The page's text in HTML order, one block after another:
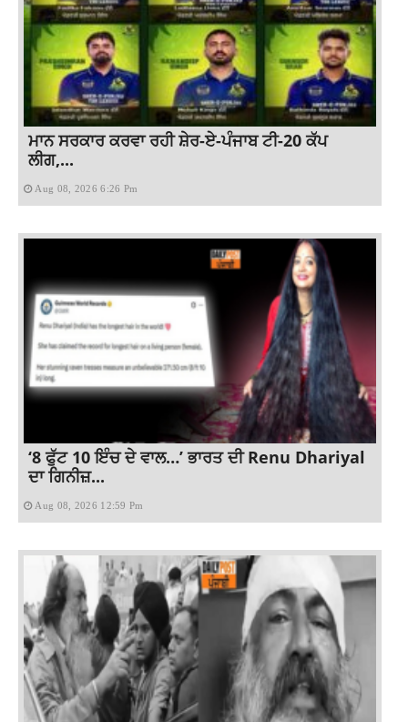
ਮਾਨ ਸਰਕਾਰ ਕਰਵਾ ਰਹੀ ਸ਼ੇਰ-ਏ-ਪੰਜਾਬ ਟੀ-20 ਕੱਪ
ਲੀਗ,...
Aug 08, 2026 6:26 Pm
‘8 ਫੁੱਟ 10 ਇੰਚ ਦੇ ਵਾਲ…’ ਭਾਰਤ ਦੀ Renu Dhariyal
ਦਾ ਗਿਨੀਜ਼...
Aug 08, 2026 12:59 Pm